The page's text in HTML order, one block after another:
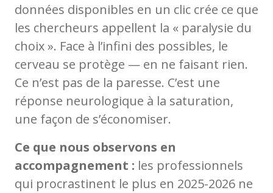
données disponibles en un clic crée ce que
les chercheurs appellent la « paralysie du
choix ». Face à l’infini des possibles, le
cerveau se protège — en ne faisant rien.
Ce n’est pas de la paresse. C’est une
réponse neurologique à la saturation,
une façon de s’économiser.
Ce que nous observons en
accompagnement : les professionnels
qui procrastinent le plus en 2025-2026 ne